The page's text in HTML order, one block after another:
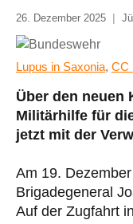
26. Dezember 2025
Lupus in Saxonia, CC
Über den neuen
Militärhilfe für
jetzt mit der
Am 19.
Brigadegeneral
Auf der Zugfahrt